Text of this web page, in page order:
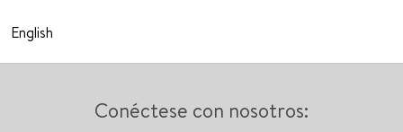
English
Conéctese con nosotros: